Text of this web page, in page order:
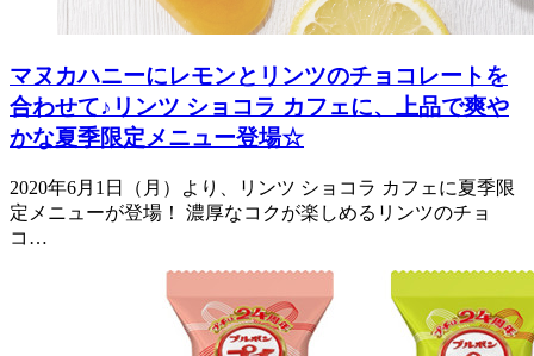
マヌカハニーにレモンとリンツのチョコレートを
合わせて♪リンツ ショコラ カフェに、上品で爽や
かな夏季限定メニュー登場☆
2020年6月1日（月）より、リンツ ショコラ カフェに夏季限
定メニューが登場！ 濃厚なコクが楽しめるリンツのチョ
コ…